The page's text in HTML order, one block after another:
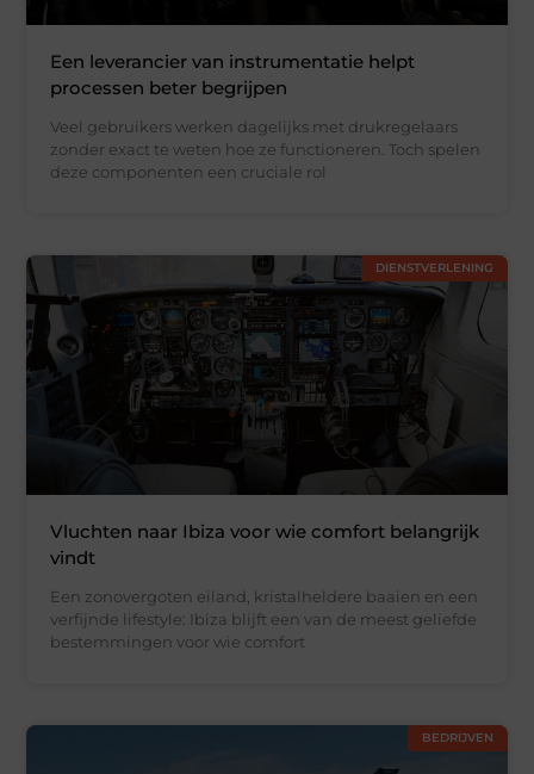
Een leverancier van instrumentatie helpt
processen beter begrijpen
Veel gebruikers werken dagelijks met drukregelaars
zonder exact te weten hoe ze functioneren. Toch spelen
deze componenten een cruciale rol
DIENSTVERLENING
Vluchten naar Ibiza voor wie comfort belangrijk
vindt
Een zonovergoten eiland, kristalheldere baaien en een
verfijnde lifestyle: Ibiza blijft een van de meest geliefde
bestemmingen voor wie comfort
BEDRIJVEN